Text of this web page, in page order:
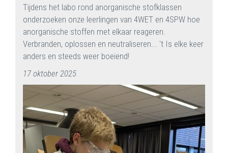
Tijdens het labo rond anorganische stofklassen
onderzoeken onze leerlingen van 4WET en 4SPW hoe
anorganische stoffen met elkaar reageren.
Verbranden, oplossen en neutraliseren... 't Is elke keer
anders en steeds weer boeiend!
17 oktober 2025